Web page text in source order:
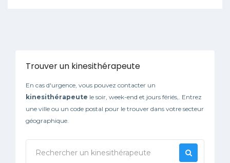
Trouver un kinesithérapeute
En cas d'urgence, vous pouvez contacter un
kinesithérapeute le soir, week-end et jours fériés,. Entrez
une ville ou un code postal pour le trouver dans votre secteur
géographique.